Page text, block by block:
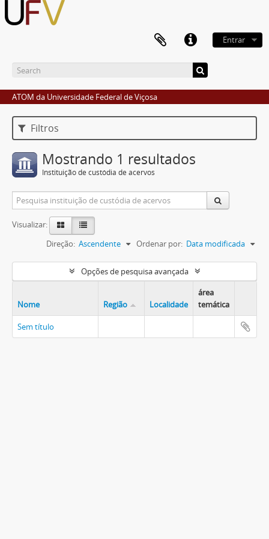
Entrar
ATOM da Universidade Federal de Viçosa
Filtros
Mostrando 1 resultados
Instituição de custódia de acervos
Visualizar:
Ordenar por: Data modificada
Direção: Ascendente
Opções de pesquisa avançada
Nome Região Localidade
área
temática
Sem título